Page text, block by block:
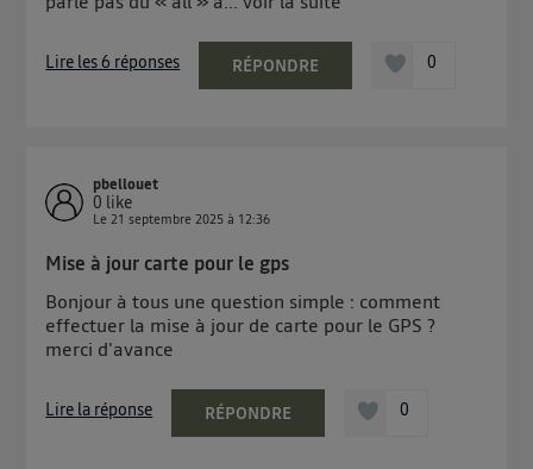
Lire les 6 réponses RÉPONDRE 0
pbellouet
0 like
Le21 septembre 2025 à 12:36
Mise à jour carte pour le gps
Bonjour à tous une question simple : comment
effectuer la mise à jour de carte pour le GPS ?
merci d'avance
Lire la réponse RÉPONDRE 0